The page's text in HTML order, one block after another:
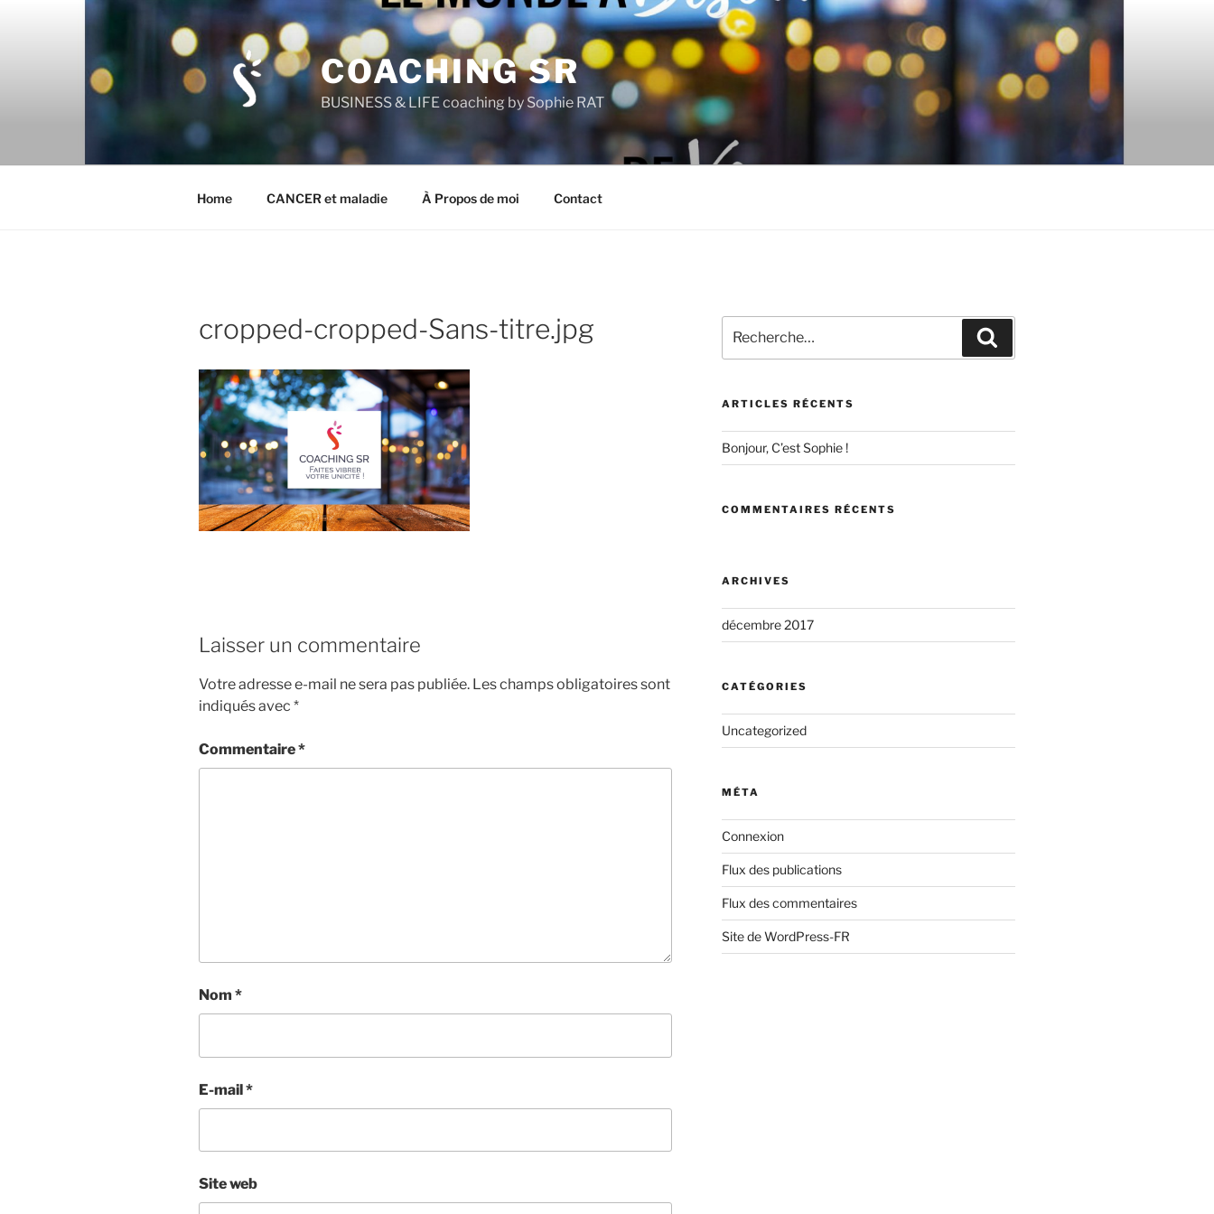
COACHING SR
BUSINESS & LIFE coaching by Sophie RAT
Home CANCER et maladie À Propos de moi Contact
cropped-cropped-Sans-titre.jpg
Laisser un commentaire
Votre adresse e-mail ne sera pas publiée. Les champs obligatoires sont
indiqués avec *
Commentaire*
Nom *
E-mail*
Site web
pour
:
ARTICLES RÉCENTS
Bonjour, C’est Sophie !
COMMENTAIRES RÉCENTS
ARCHIVES
décembre 2017
CATÉGORIES
Uncategorized
MÉTA
Connexion
Flux des publications
Flux des commentaires
Site de WordPress-FR